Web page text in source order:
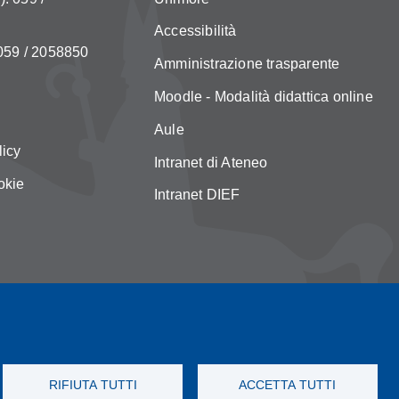
RIFIUTA TUTTI ACCETTA TUTTI
/ 2058850
Accessibilità
Amministrazione trasparente
Moodle - Modalità didattica online
Aule
Intranet di Ateneo
Intranet DIEF